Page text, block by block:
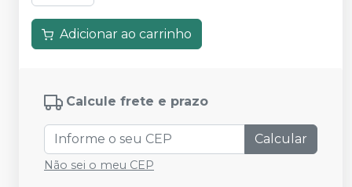
Adicionar ao carrinho
Calcule frete e prazo
Calcular
Não sei o meu CEP